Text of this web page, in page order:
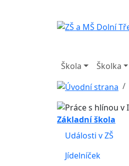
Škola Školka
Základní škola
Události v ZŠ
Jídelníček